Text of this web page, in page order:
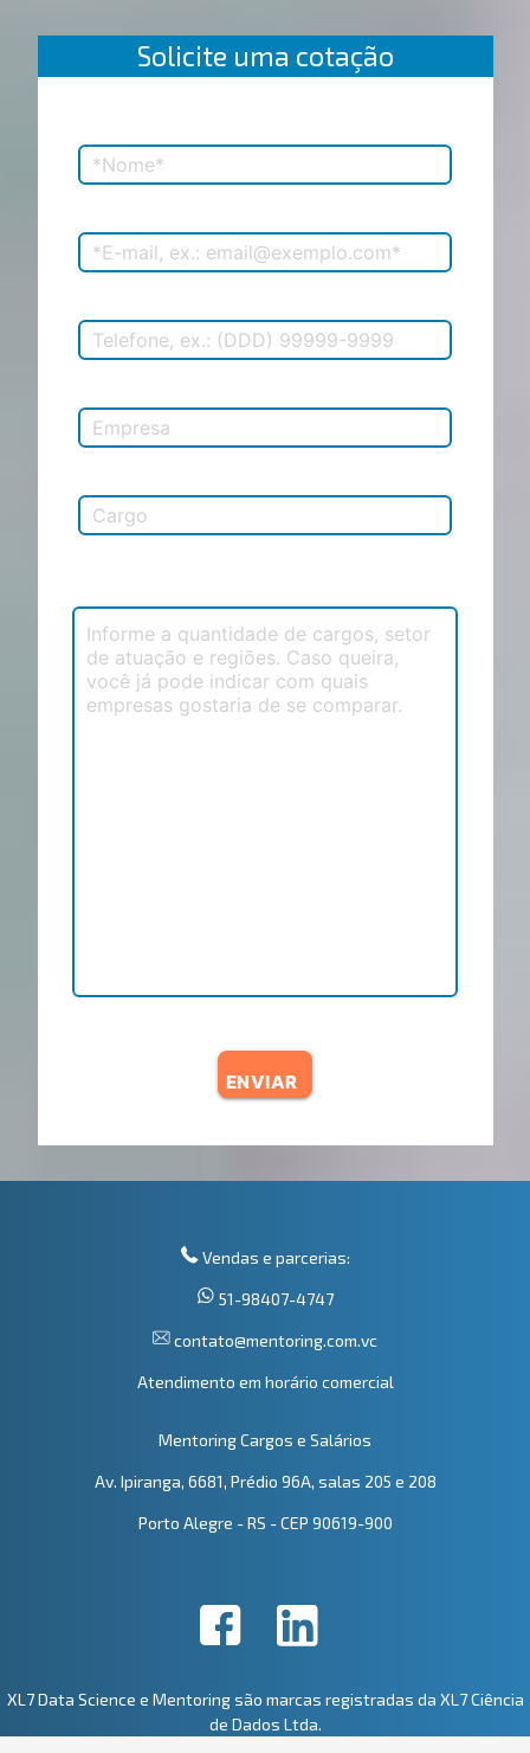
Solicite uma cotação
ENVIAR
Vendas e parcerias:
51-98407-4747
contato@mentoring.com.vc
Atendimento em horário comercial
Mentoring Cargos e Salários
Av. Ipiranga, 6681, Prédio 96A, salas 205 e 208
Porto Alegre - RS - CEP 90619-900
XL7 Data Science e Mentoring são marcas registradas da XL7 Ciência
de Dados Ltda.